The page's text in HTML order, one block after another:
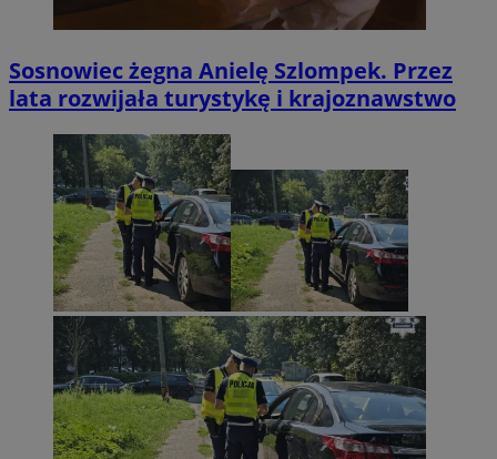
Sosnowiec żegna Anielę Szlompek. Przez
lata rozwijała turystykę i krajoznawstwo